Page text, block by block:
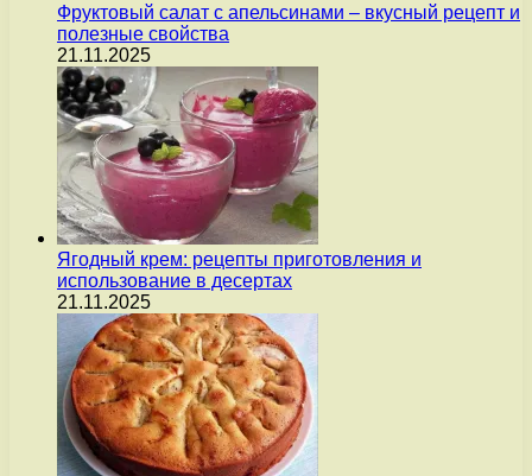
Фруктовый салат с апельсинами – вкусный рецепт и
полезные свойства
21.11.2025
Ягодный крем: рецепты приготовления и
использование в десертах
21.11.2025